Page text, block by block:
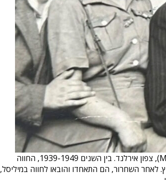
ניצולת השואה רחל רוז'ינה לוי, לבית סלומוביץ' (במרכז), יחד עם ילדים נוספים – ניצולי שואה, בחווה במיליסל (Millisle), צפון אירלנד. בין השנים 1939-1949, החווה
לאחר השחרור, הם התאחדו והובאו לחווה במיליסל,